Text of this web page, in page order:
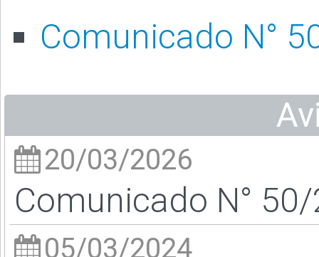
Comunicado N°
20/03/2026
Comunicado N°
05/03/2024